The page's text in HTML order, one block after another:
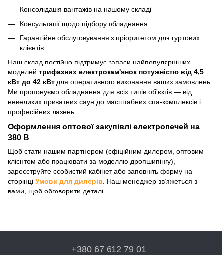
Консолідація вантажів на нашому складі
Консультації щодо підбору обладнання
Гарантійне обслуговування з пріоритетом для гуртових
клієнтів
Наш склад постійно підтримує запаси найпопулярніших
моделей трифазних електрокам'янок потужністю від 4,5
кВт до 42 кВт для оперативного виконання ваших замовлень.
Ми пропонуємо обладнання для всіх типів об'єктів — від
невеликих приватних саун до масштабних спа-комплексів і
професійних лазень.
Оформлення оптової закупівлі електропечей на
380 В
Щоб стати нашим партнером (офіційним дилером, оптовим
клієнтом або працювати за моделлю дропшипінгу),
зареєструйте особистий кабінет або заповніть форму на
сторінці Умови для дилерів. Наш менеджер зв’яжеться з
вами, щоб обговорити деталі.
+380 67 612 79 01